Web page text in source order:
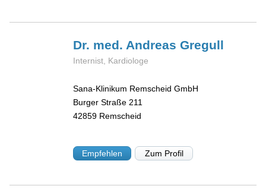
Dr. med. AndreasGregull
Internist, Kardiologe
Sana-Klinikum Remscheid GmbH
Burger Straße 211
42859 Remscheid
Empfehlen Zum Profil